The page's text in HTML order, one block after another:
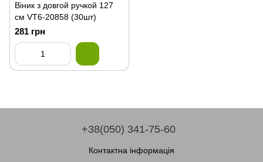
Віник з довгой ручкой 127
см VT6-20858 (30шт)
281 грн
+38(050) 341-75-60
Контактна інформація